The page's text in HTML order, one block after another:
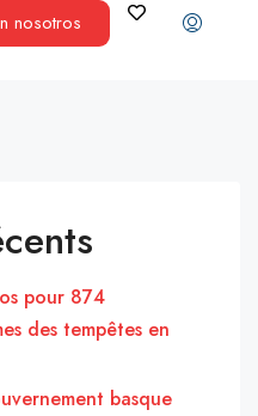
nosotros
pour 874
des tempêtes en
basque